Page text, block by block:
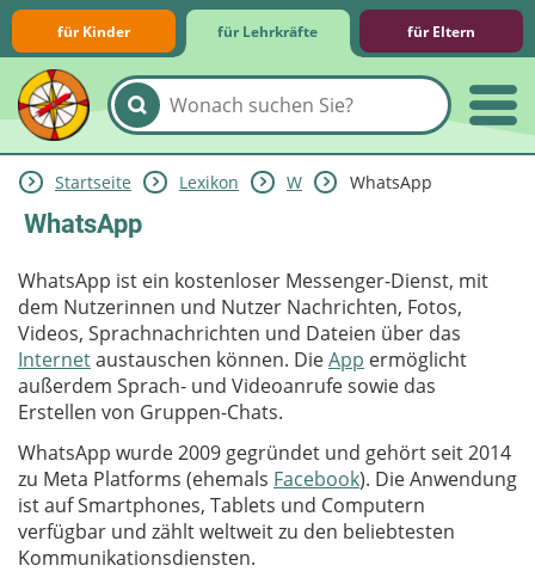
für Kinder für Lehrkräfte für Eltern
Lernmodule
Unterrichts­materialien
Internet-ABC-Schule
Praxishilfen
Aktuelles
Startseite Lexikon W WhatsApp
WhatsApp
WhatsApp ist ein kostenloser Messenger-Dienst, mit
dem Nutzerinnen und Nutzer Nachrichten, Fotos,
Videos, Sprachnachrichten und Dateien über das
Internetaustauschen können. DieApp ermöglicht
außerdem Sprach- und Videoanrufe sowie das
Erstellen von Gruppen-Chats.
WhatsApp wurde 2009 gegründet und gehört seit 2014
zu Meta Platforms (ehemals Facebook). Die Anwendung
ist auf Smartphones, Tablets und Computern
verfügbar und zählt weltweit zu den beliebtesten
Kommunikationsdiensten.